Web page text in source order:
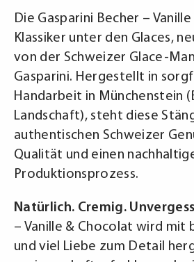
Die Gasparini Becher –
Klassiker unter den Glaces,
von der Schweizer Glace-
Gasparini. Hergestellt in
Handarbeit in Münchenstein
Landschaft), steht diese
authentischen Schweizer
Qualität und einen
Produktionsprozess.
Natürlich. Cremig.
– Vanille & Chocolat wird mit
und viel Liebe zum Detail